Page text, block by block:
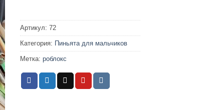
Артикул: 72
Категория: Пиньята для мальчиков
Метка: роблокс